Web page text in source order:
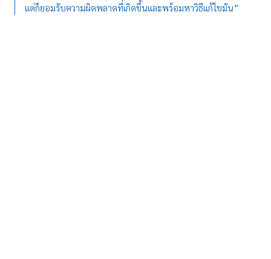
แต่ก็ยอมรับความผิดพลาดที่เกิดขึ้นและพร้อมหาวิธีแก้ไขมัน”